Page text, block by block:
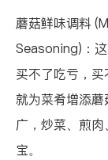
蘑菇鲜味调料
Seasoning) ：
买不了吃亏，
就为菜肴增添
广，炒菜、煎
宝。